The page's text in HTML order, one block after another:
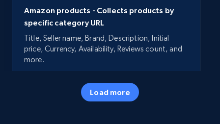
Amazon products - Collects products by
specific category URL
Title, Seller name, Brand, Description, Initial
price, Currency, Availability, Reviews count, and
more.
5.7K+ Comenzar ahora
Load more